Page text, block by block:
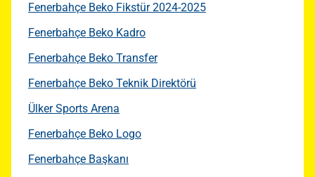
Fenerbahçe Beko Fikstür 2024-2025
Fenerbahçe Beko Kadro
Fenerbahçe Beko Transfer
Fenerbahçe Beko Teknik Direktörü
Ülker Sports Arena
Fenerbahçe Beko Logo
Fenerbahçe Başkanı